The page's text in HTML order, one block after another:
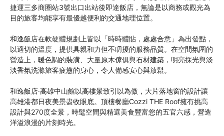
捷運三多商圈站3號出口出站後即達飯店，無論是以商務或觀光為
目的旅客均能享有最優越便利的交通地理位置。
和逸飯店在軟硬體規劃上皆以「時時體貼，處處合意」為出發點，
以適切的溫度，提供具親和力但不叨擾的服務品質。在空間氛圍的
營造上，暖色調的裝潢、大量原木傢俱與石材建築，明亮採光與淡
淡香氛洗滌旅客疲憊的身心，令人備感安心與放鬆。
和逸飯店‧高雄中山館以高樓景致引以為傲，大片落地窗的設計讓
高雄港都日夜美景盡收眼底。頂樓餐廳Cozzi THE Roof擁有挑高
設計與270度全景，時髦空間與精選美食豐富您的五官六感，營造
洋溢浪漫的片刻時光。